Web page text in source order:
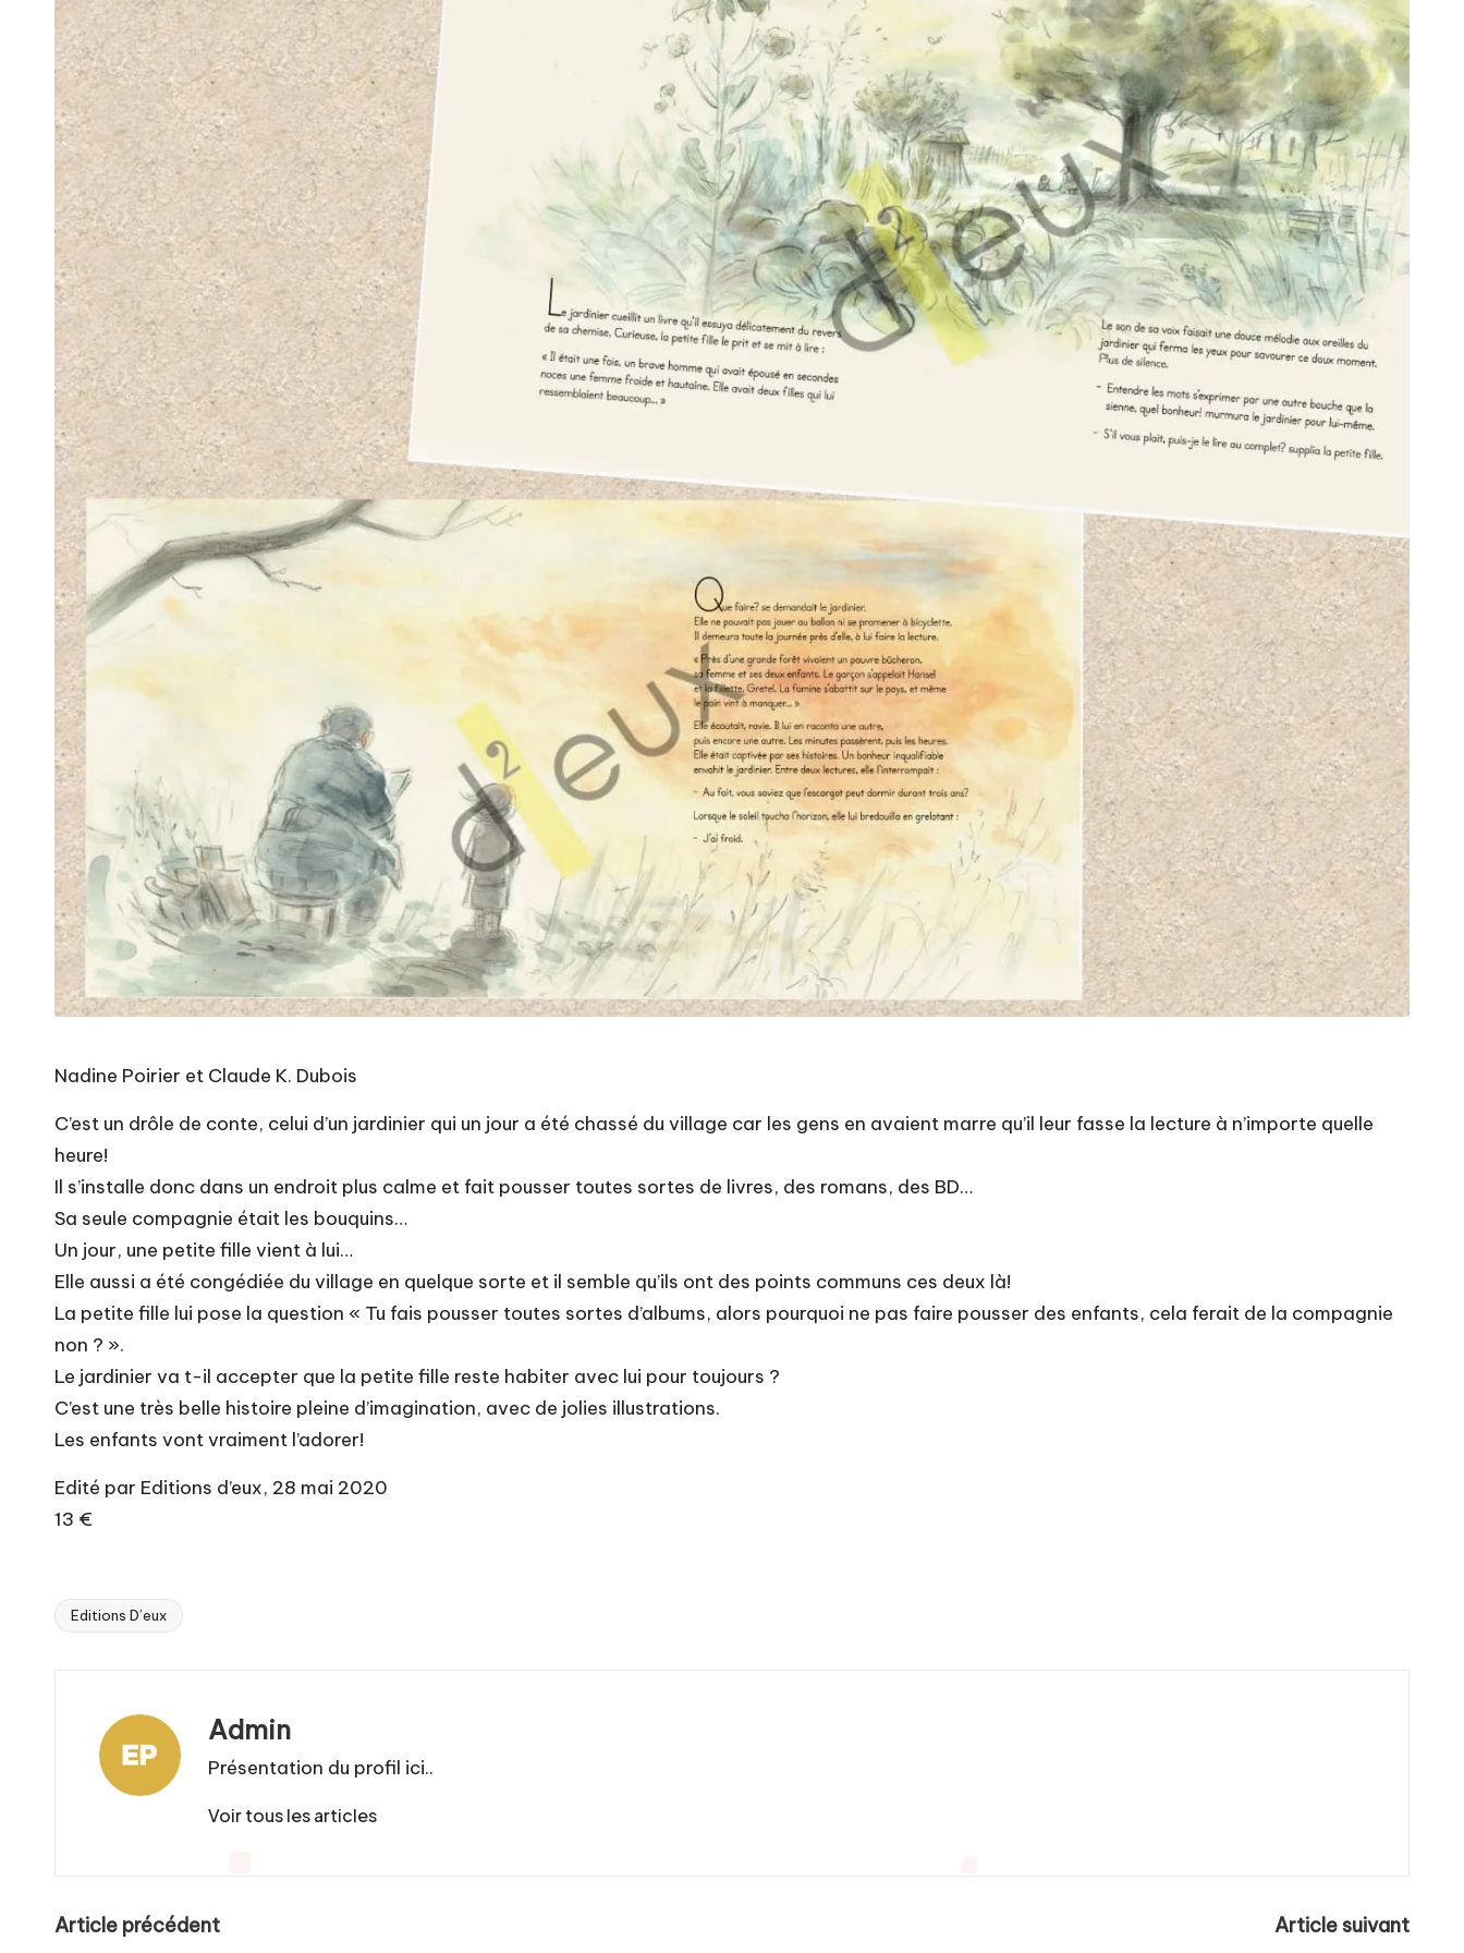
Nadine Poirier et Claude K. Dubois
C’est un drôle de conte, celui d’un jardinier qui un jour a été chassé du village car les gens en avaient marre qu’il leur fasse la lecture à n’importe quelle
heure!
Il s’installe donc dans un endroit plus calme et fait pousser toutes sortes de livres, des romans, des BD…
Sa seule compagnie était les bouquins…
Un jour, une petite fille vient à lui…
Elle aussi a été congédiée du village en quelque sorte et il semble qu’ils ont des points communs ces deux là!
La petite fille lui pose la question « Tu fais pousser toutes sortes d’albums, alors pourquoi ne pas faire pousser des enfants, cela ferait de la compagnie
non ? ».
Le jardinier va t-il accepter que la petite fille reste habiter avec lui pour toujours ?
C’est une très belle histoire pleine d’imagination, avec de jolies illustrations.
Les enfants vont vraiment l’adorer!
Edité par Editions d’eux, 28 mai 2020
13 €
Tags:
Editions D’eux
Admin
Présentation du profil ici..
Voir tous les articles
Post
Article précédent Article suivant